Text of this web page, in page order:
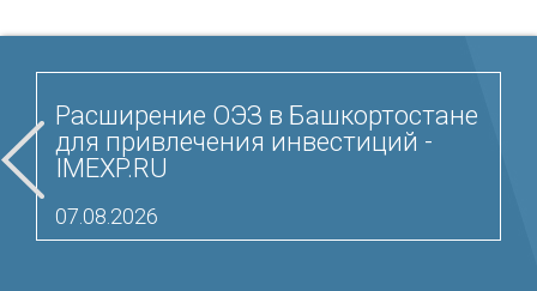
Расширение ОЭЗ в Башкортостане
для привлечения инвестиций -
IMEXP.RU
07.08.2026